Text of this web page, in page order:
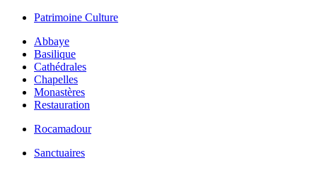
Patrimoine Culture
Abbaye
Basilique
Cathédrales
Chapelles
Monastères
Restauration
Rocamadour
Sanctuaires